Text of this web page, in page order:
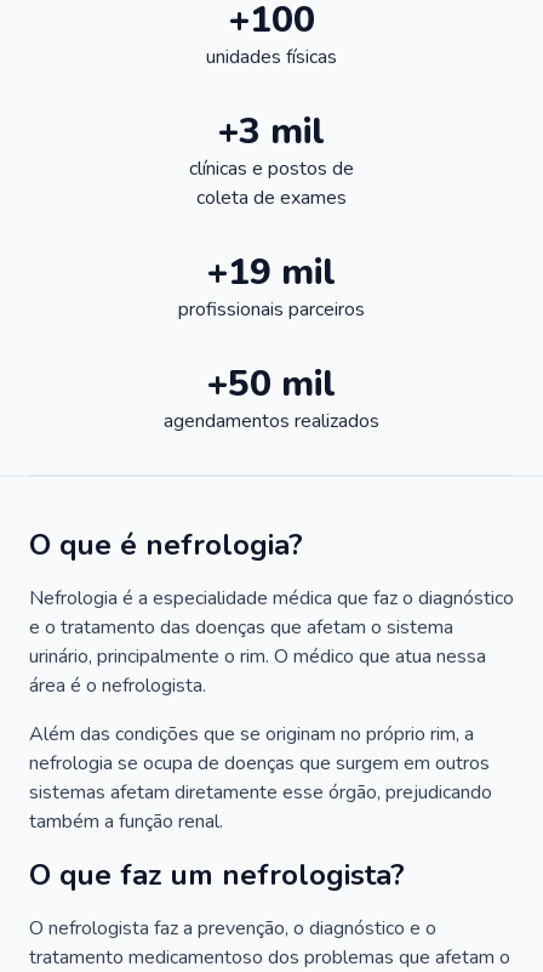
+100
unidades físicas
+3 mil
clínicas e postos de
coleta de exames
+19 mil
profissionais parceiros
+50 mil
agendamentos realizados
O que é nefrologia?
Nefrologia é a especialidade médica que faz o diagnóstico
e o tratamento das doenças que afetam o sistema
urinário, principalmente o rim. O médico que atua nessa
área é o nefrologista.
Além das condições que se originam no próprio rim, a
nefrologia se ocupa de doenças que surgem em outros
sistemas afetam diretamente esse órgão, prejudicando
também a função renal.
O que faz um nefrologista?
O nefrologista faz a prevenção, o diagnóstico e o
tratamento medicamentoso dos problemas que afetam o